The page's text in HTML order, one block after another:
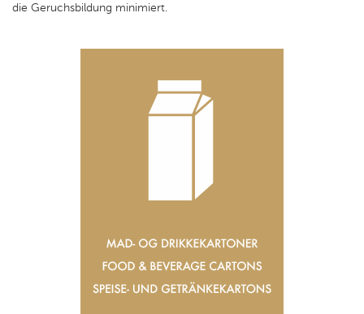
die Geruchsbildung minimiert.